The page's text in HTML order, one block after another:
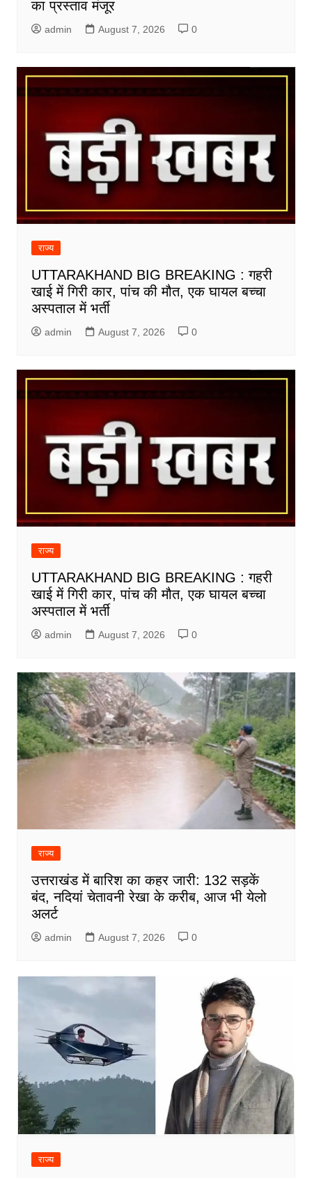
का प्रस्ताव मंजूर
admin August 7, 2026 0
राज्य
UTTARAKHAND BIG BREAKING : गहरी
खाई में गिरी कार, पांच की मौत, एक घायल बच्चा
अस्पताल में भर्ती
admin August 7, 2026 0
राज्य
UTTARAKHAND BIG BREAKING : गहरी
खाई में गिरी कार, पांच की मौत, एक घायल बच्चा
अस्पताल में भर्ती
admin August 7, 2026 0
राज्य
उत्तराखंड में बारिश का कहर जारी: 132 सड़कें
बंद, नदियां चेतावनी रेखा के करीब, आज भी येलो
अलर्ट
admin August 7, 2026 0
राज्य